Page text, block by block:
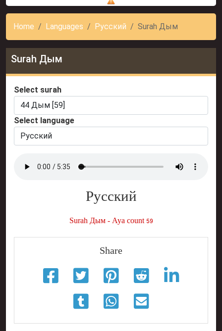
Home Languages Русский Surah Дым
Surah Дым
Select surah
Select language
Русский
Surah Дым - Aya count 59
Share